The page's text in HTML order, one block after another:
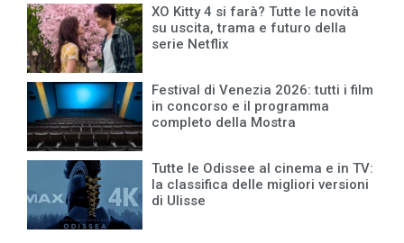
XO Kitty 4 si farà? Tutte le novità
su uscita, trama e futuro della
serie Netflix
Festival di Venezia 2026: tutti i film
in concorso e il programma
completo della Mostra
Tutte le Odissee al cinema e in TV:
la classifica delle migliori versioni
di Ulisse